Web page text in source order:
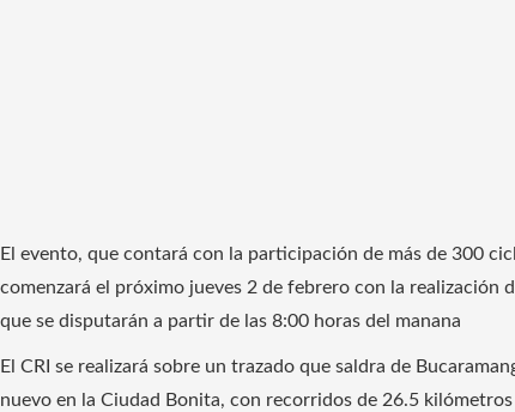
El evento, que contará con la participación de más de 300
comenzará el próximo jueves 2 de febrero con la realización
que se disputarán a partir de las 8:00 horas del manana
El CRI se realizará sobre un trazado que saldra de
nuevo en la Ciudad Bonita, con recorridos de 26.5